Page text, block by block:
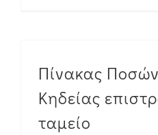
Πίνακας
Κηδείας
ταμείο